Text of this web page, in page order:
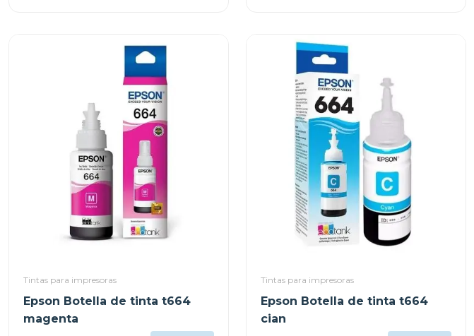
Tintas para impresoras
Epson Botella de tinta t664
magenta
Tintas para impresoras
Epson Botella de tinta t664
cian